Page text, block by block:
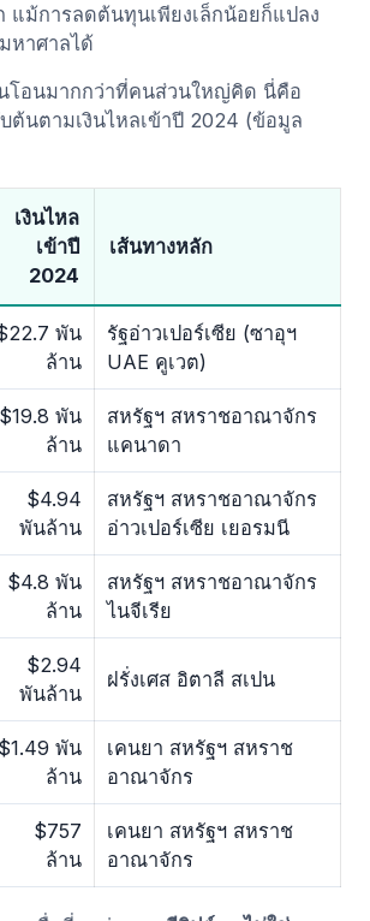
แม้การลดต้นทุนเพียงเล็กน้อยก็แปลง
หาศาลได้
โอนมากกว่าที่คนส่วนใหญ่คิด นี่คือ
ต้นตามเงินไหลเข้าปี 2024 (ข้อมูล
เงินไหล
เข้าปี
2024
เส้นทางหลัก
พัน
ล้าน
รัฐอ่าวเปอร์เซีย (ซาอุฯ
UAE คูเวต)
$19.8 พัน
ล้าน
สหรัฐฯ สหราชอาณาจักร
แคนาดา
$4.94
พันล้าน
สหรัฐฯ สหราชอาณาจักร
อ่าวเปอร์เซีย เยอรมนี
$4.8 พัน
ล้าน
สหรัฐฯ สหราชอาณาจักร
ไนจีเรีย
$2.94
พันล้าน
ฝรั่งเศส อิตาลี สเปน
$1.49 พัน
ล้าน
เคนยา สหรัฐฯ สหราช
อาณาจักร
$757
ล้าน
เคนยา สหรัฐฯ สหราช
อาณาจักร